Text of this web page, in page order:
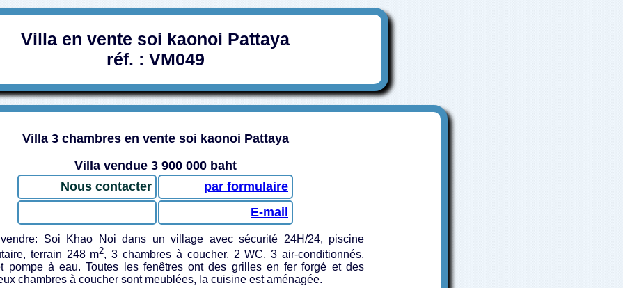
Villa en vente soi kaonoi Pattaya
réf. : VM049
Villa 3 chambres en vente soi kaonoi Pattaya
Villa vendue 3 900 000 baht
Nous contacter
par formulaire
E-mail
Soi Khao Noi dans un village avec sécurité 24H/24, piscine
terrain 248 m2, 3 chambres à coucher, 2 WC, 3 air-conditionnés,
pompe à eau. Toutes les fenêtres ont des grilles en fer forgé et des
chambres à coucher sont meublées, la cuisine est aménagée.